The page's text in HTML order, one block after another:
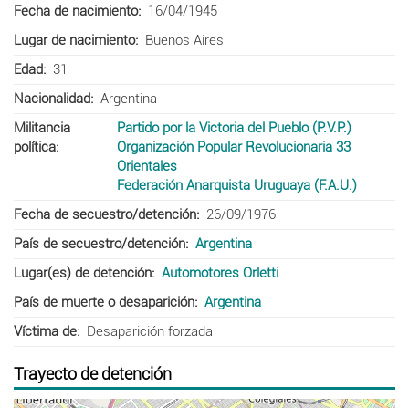
Fecha de nacimiento
16/04/1945
Lugar de nacimiento
Buenos Aires
Edad
31
Nacionalidad
Argentina
Militancia
política
Partido por la Victoria del Pueblo (P.V.P.)
Organización Popular Revolucionaria 33
Orientales
Federación Anarquista Uruguaya (F.A.U.)
Fecha de secuestro/detención
26/09/1976
País de secuestro/detención
Argentina
Lugar(es) de detención
Automotores Orletti
País de muerte o desaparición
Argentina
Víctima de
Desaparición forzada
Trayecto de detención